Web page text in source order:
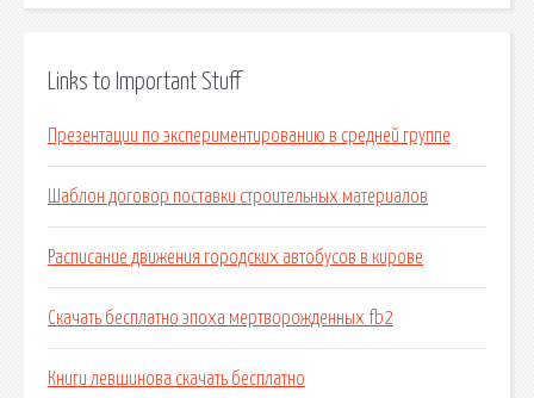
Links to Important Stuff
Презентации по экспериментированию в средней группе
Шаблон договор поставки строительных материалов
Расписание движения городских автобусов в кирове
Скачать бесплатно эпоха мертворожденных fb2
Книги левшинова скачать бесплатно